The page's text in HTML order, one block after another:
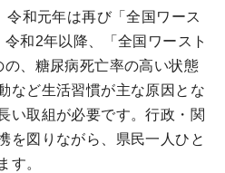
和元年は再び「全国ワース
和2年以降、「全国ワースト
、糖尿病死亡率の高い状態
など生活習慣が主な原因とな
い取組が必要です。行政・関
を図りながら、県民一人ひと
す。